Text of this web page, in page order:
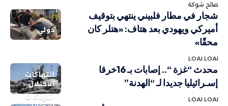
صالح شوكة
دولي
شجار في مطار فلبيني ينتهي بتوقيف
أميركي ويهودي بعد هتاف: «هتلر كان
محقًا»
LOAI LOAI
انتهاكات
الاحتلال
محدث “غزة “.. إصابات بـ 16خرقا
إسـرائيليا جديدا لـ “الهدنة”
LOAI LOAI
انتهاكات